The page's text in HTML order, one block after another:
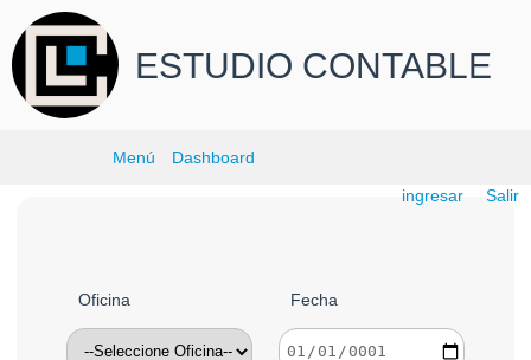
ESTUDIO CONTABLE
ingresar Salir
Menú Dashboard
Oficina Fecha